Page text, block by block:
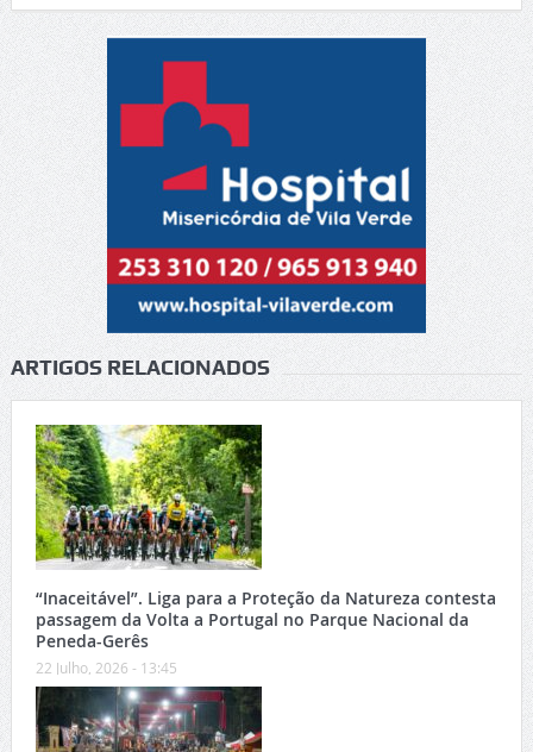
ARTIGOS RELACIONADOS
“Inaceitável”. Liga para a Proteção da Natureza contesta
passagem da Volta a Portugal no Parque Nacional da
Peneda-Gerês
22 Julho, 2026 - 13:45